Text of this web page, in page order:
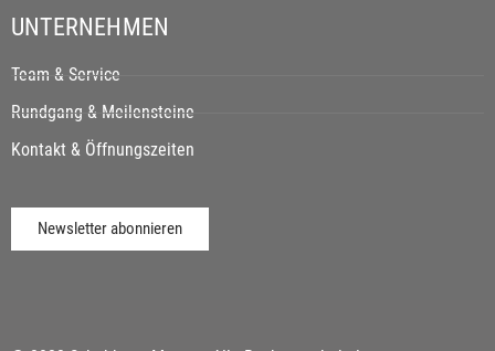
UNTERNEHMEN
Team & Service
Rundgang & Meilensteine
Kontakt & Öffnungszeiten
Newsletter abonnieren